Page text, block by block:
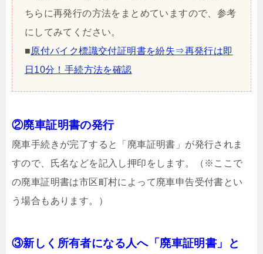
ちらに再発行の方法をまとめていますので、参考
にしてみてください。
■原付バイク標識交付証明書を紛失⇒再発行は即
日10分！手続方法を確認
②廃車証明書の発行
廃車手続きが完了すると「廃車証明書」が発行されま
すので、氏名などを記入し押印をします。（※ここで
の廃車証明書は市区町村によって廃車申告受付書とい
う場合もあります。）
③新しく所有者になる人へ「廃車証明書」と